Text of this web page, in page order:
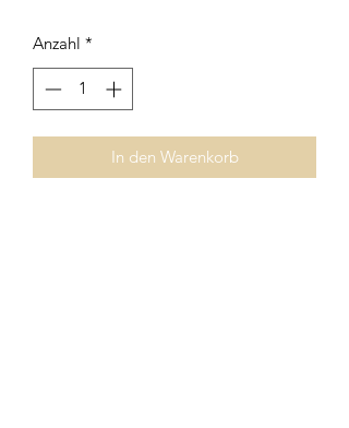
Anzahl *
In den Warenkorb